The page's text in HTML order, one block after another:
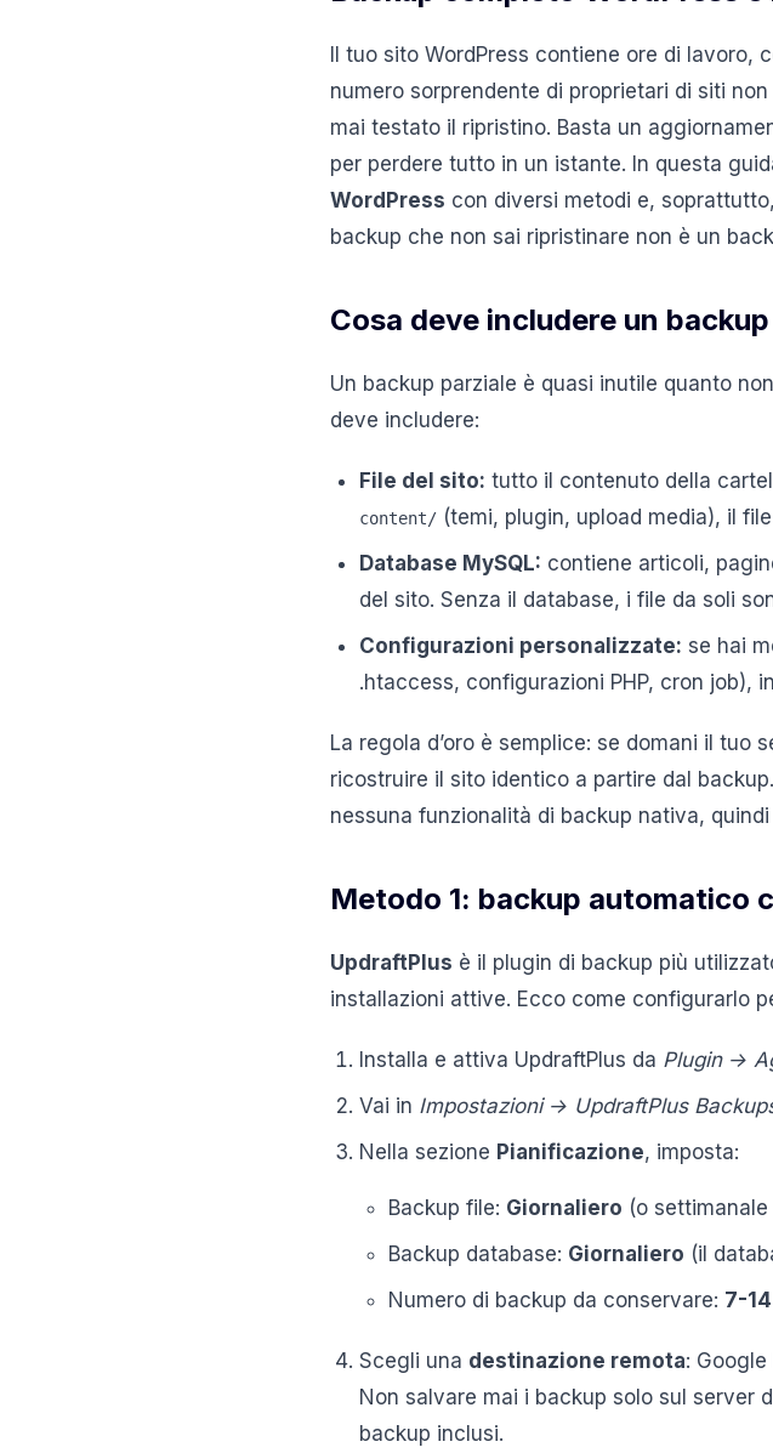
Il tuo sito WordPress contiene ore di
numero sorprendente di proprietari di siti non
mai testato il ripristino. Basta un
per perdere tutto in un istante. In questa
WordPress con diversi metodi e,
backup che non sai ripristinare non è un
Cosa deve includere un
Un backup parziale è quasi inutile quanto
deve includere:
File del sito: tutto il contenuto della
content/ (temi, plugin, upload media), il file
Database MySQL: contiene articoli,
del sito. Senza il database, i file da soli
Configurazioni personalizzate: se hai
.htaccess, configurazioni PHP, cron job),
La regola d’oro è semplice: se domani il
ricostruire il sito identico a partire dal
nessuna funzionalità di backup nativa,
Metodo 1: backup automatico
UpdraftPlus è il plugin di backup più
installazioni attive. Ecco come configurarlo
Installa e attiva UpdraftPlus da Plugin →
Vai in Impostazioni → UpdraftPlus
Nella sezione Pianificazione, imposta:
Backup file: Giornaliero (o
Backup database: Giornaliero (il
Numero di backup da conservare: 7-14
Scegli una destinazione remota:
Non salvare mai i backup solo sul server
backup inclusi.